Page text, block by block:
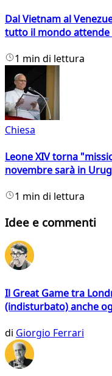
Dal Vietnam al
tutto il mondo attende
1 min di lettura
Chiesa
Leone XIV torna
novembre sarà in
1 min di lettura
Idee e commenti
Il Great Game tra
(indisturbato) anche
di Giorgio Ferrari